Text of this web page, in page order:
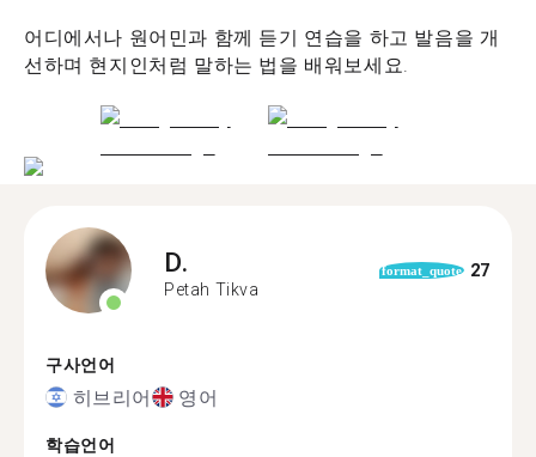
어디에서나 원어민과 함께 듣기 연습을 하고 발음을 개
선하며 현지인처럼 말하는 법을 배워보세요.
D.
Petah Tikva
format_quote 27
구사언어
히브리어 영어
학습언어